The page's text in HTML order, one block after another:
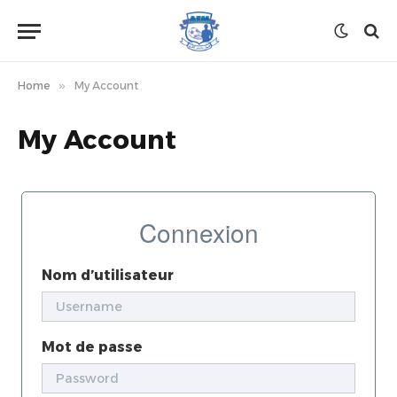
Home » My Account
My Account
Connexion
Nom d’utilisateur
Mot de passe